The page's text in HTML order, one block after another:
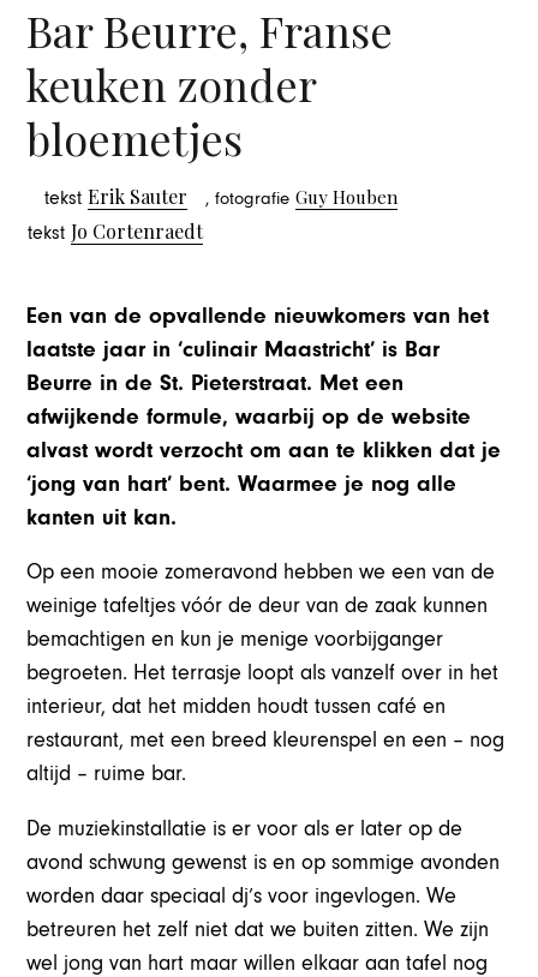
Bar Beurre, Franse
keuken zonder
bloemetjes
tekst Erik Sauter
tekst Jo Cortenraedt
, fotografieGuy Houben
Een van de opvallende nieuwkomers van het
laatste jaar in ‘culinair Maastricht’ is Bar
Beurre in de St. Pieterstraat. Met een
afwijkende formule, waarbij op de website
alvast wordt verzocht om aan te klikken dat je
‘jong van hart’ bent. Waarmee je nog alle
kanten uit kan.
Op een mooie zomeravond hebben we een van de
weinige tafeltjes vóór de deur van de zaak kunnen
bemachtigen en kun je menige voorbijganger
begroeten. Het terrasje loopt als vanzelf over in het
interieur, dat het midden houdt tussen café en
restaurant, met een breed kleurenspel en een – nog
altijd – ruime bar.
De muziekinstallatie is er voor als er later op de
avond schwung gewenst is en op sommige avonden
worden daar speciaal dj’s voor ingevlogen. We
betreuren het zelf niet dat we buiten zitten. We zijn
wel jong van hart maar willen elkaar aan tafel nog